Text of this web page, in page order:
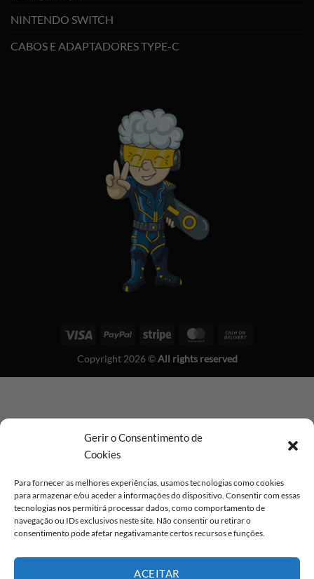
Gerir o Consentimento de
Cookies
Para fornecer as melhores experiências, usamos tecnologias como cookies
para armazenar e/ou aceder a informações do dispositivo. Consentir com essas
tecnologias nos permitirá processar dados, como comportamento de
navegação ou IDs exclusivos neste site. Não consentir ou retirar o
consentimento pode afetar negativamante certos recursos e funções.
ACEITAR
NINTENDO SWITCH
CABOS E ADAPTADORES TYPE-C
Visa PayPal Stripe MasterCard
Copyright 2026 ©All rights reserved